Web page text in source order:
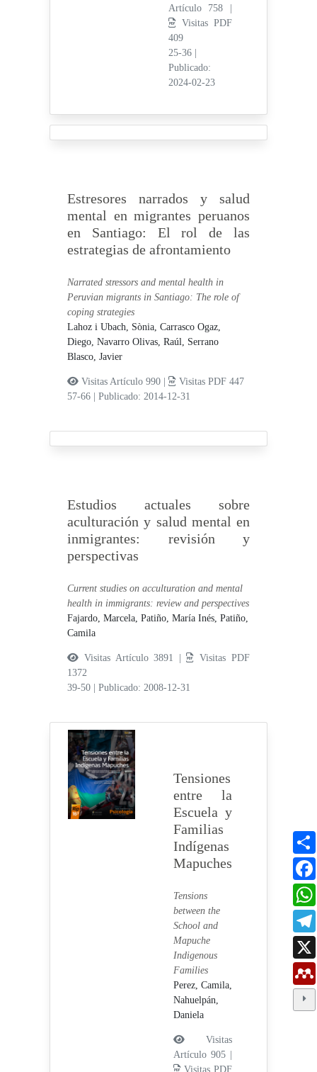
Artículo 758 |
Visitas PDF
409
25-36
Publicado:
2024-02-23
Estresores narrados y salud
mental en migrantes peruanos
en Santiago: El rol de las
estrategias de afrontamiento
Narrated stressors and mental health in
Peruvian migrants in Santiago: The role of
coping strategies
Lahoz i Ubach, Sònia,Carrasco Ogaz,
Diego,Navarro Olivas, Raúl, Serrano
Blasco, Javier
Visitas Artículo 990 |
Visitas PDF 447
57-66
|Publicado: 2014-12-31
Estudios actuales sobre
aculturación y salud mental en
inmigrantes: revisión y
perspectivas
Current studies on acculturation and mental
health in immigrants: review and perspectives
Fajardo, Marcela,Patiño, María Inés,Patiño,
Camila
Visitas Artículo 3891 |
Visitas PDF
1372
39-50
|Publicado: 2008-12-31
Tensiones
entre la
Escuela y
Familias
Indígenas
Mapuches
Tensions
between the
School and
Mapuche
Indigenous
Families
Perez, Camila,
Nahuelpán,
Daniela
Visitas
Artículo 905 |
Visitas PDF